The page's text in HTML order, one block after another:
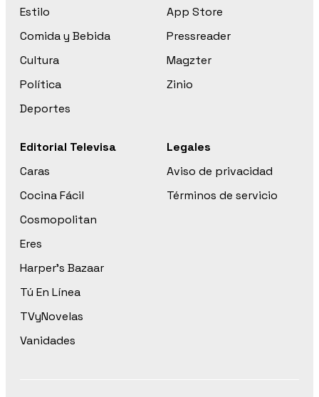
Estilo
Comida y Bebida
Cultura
Política
Deportes
App Store
Pressreader
Magzter
Zinio
Editorial Televisa
Caras
Cocina Fácil
Cosmopolitan
Eres
Harper’s Bazaar
Tú En Línea
TVyNovelas
Vanidades
Legales
Aviso de privacidad
Términos de servicio